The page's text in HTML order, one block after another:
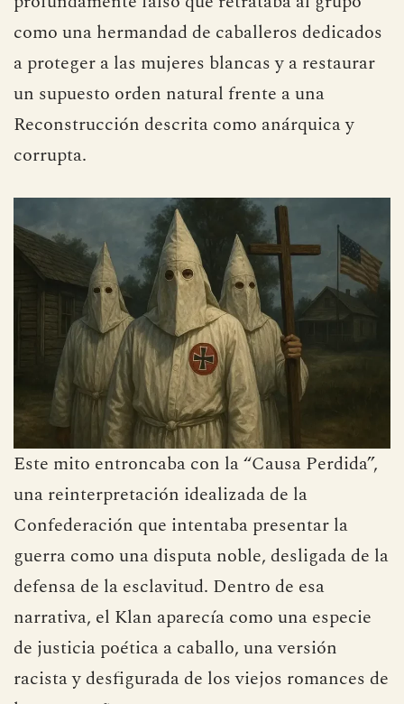
como una hermandad de caballeros dedicados
a proteger a las mujeres blancas y a restaurar
un supuesto orden natural frente a una
Reconstrucción descrita como anárquica y
corrupta.
Este mito entroncaba con la “Causa Perdida”,
una reinterpretación idealizada de la
Confederación que intentaba presentar la
guerra como una disputa noble, desligada de la
defensa de la esclavitud. Dentro de esa
narrativa, el Klan aparecía como una especie
de justicia poética a caballo, una versión
racista y desfigurada de los viejos romances de